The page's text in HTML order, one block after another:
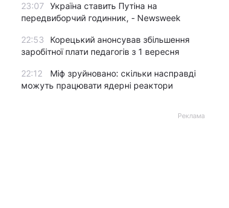
23:07
Україна ставить Путіна на
передвиборчий годинник, - Newsweek
22:53
Корецький анонсував збільшення
заробітної плати педагогів з 1 вересня
22:12
Міф зруйновано: скільки насправді
можуть працювати ядерні реактори
Реклама